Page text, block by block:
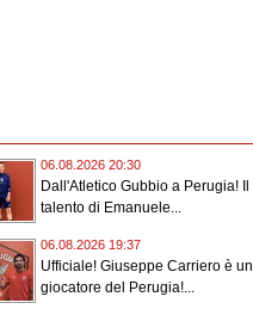
06.08.2026 20:30
Dall'Atletico Gubbio a Perugia! Il
talento di Emanuele...
06.08.2026 19:37
Ufficiale! Giuseppe Carriero è un
giocatore del Perugia!...